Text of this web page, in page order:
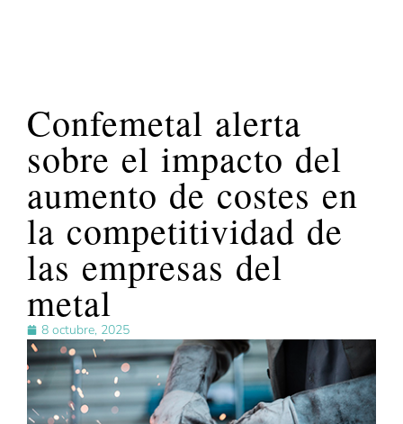
Confemetal alerta
sobre el impacto del
aumento de costes en
la competitividad de
las empresas del
metal
8 octubre, 2025